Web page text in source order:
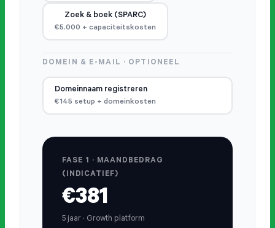
Zoek & boek (SPARC)
€5.000 + capaciteitskosten
DOMEIN & E-MAIL · OPTIONEEL
Domeinnaam registreren
€145 setup + domeinkosten
FASE 1 · MAANDBEDRAG
(INDICATIEF)
€381
5 jaar · Growth platform